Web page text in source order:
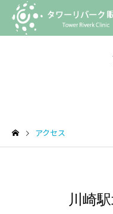
アクセス
川崎